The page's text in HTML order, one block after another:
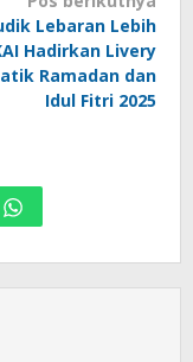
Lebaran Lebih
Hadirkan Livery
Ramadan dan
Idul Fitri 2025